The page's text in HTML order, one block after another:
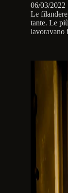
06/03/2022
Le
tante. Le